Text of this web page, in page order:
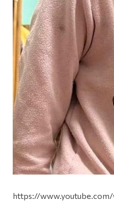
https://www.youtube.com/